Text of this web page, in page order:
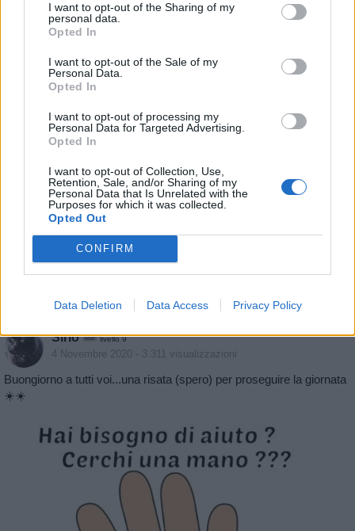
I want to opt-out of the Sharing of my
personal data.
Opted In
I want to opt-out of the Sale of my
Personal Data.
Opted In
I want to opt-out of processing my
Personal Data for Targeted Advertising.
Opted In
I want to opt-out of Collection, Use,
Retention, Sale, and/or Sharing of my
Personal Data that Is Unrelated with the
Purposes for which it was collected.
Opted Out
CONFIRM
Data Deletion Data Access Privacy Policy
Link
Salva
SuOldBoy:
3 Novembre 2020 alle ore 16:20
·Ti stimo·Rispondi
Sirio livello 9
4 Novembre 2020 - 3.311 visualizzazioni
Buongiorno a tutti voi...una risata (spero) per proseguire la giornata
☀️☀️